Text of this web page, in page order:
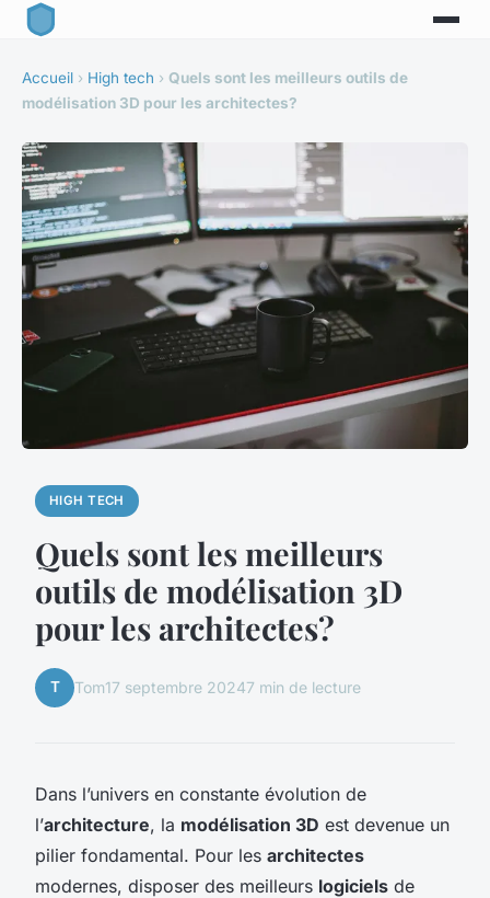
Accueil › High tech › Quels sont les meilleurs outils de
modélisation 3D pour les architectes?
HIGH TECH
Quels sont les meilleurs
outils de modélisation 3D
pour les architectes?
T Tom17 septembre 20247 min de lecture
Dans l’univers en constante évolution de
l’architecture, la modélisation 3D est devenue un
pilier fondamental. Pour les architectes
modernes, disposer des meilleurs logiciels de